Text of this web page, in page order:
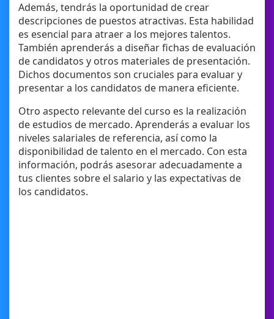
Además, tendrás la oportunidad de crear
descripciones de puestos atractivas. Esta habilidad
es esencial para atraer a los mejores talentos.
También aprenderás a diseñar fichas de evaluación
de candidatos y otros materiales de presentación.
Dichos documentos son cruciales para evaluar y
presentar a los candidatos de manera eficiente.
Otro aspecto relevante del curso es la realización
de estudios de mercado. Aprenderás a evaluar los
niveles salariales de referencia, así como la
disponibilidad de talento en el mercado. Con esta
información, podrás asesorar adecuadamente a
tus clientes sobre el salario y las expectativas de
los candidatos.